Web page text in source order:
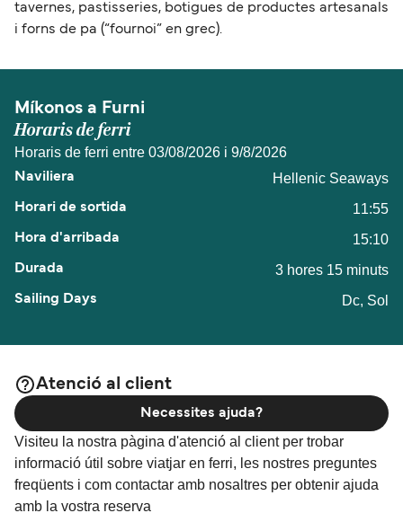
tavernes, pastisseries, botigues de productes artesanals
i forns de pa (“fournoi” en grec).
Míkonos a Furni
Horaris de ferri
Horaris de ferri entre 03/08/2026 i 9/8/2026
Hellenic Seaways
11:55
15:10
3 hores 15 minuts
Dc, Sol
Atenció al client
Visiteu la nostra pàgina d'atenció al client per trobar
informació útil sobre viatjar en ferri, les nostres preguntes
freqüents i com contactar amb nosaltres per obtenir ajuda
amb la vostra reserva
Necessites ajuda?